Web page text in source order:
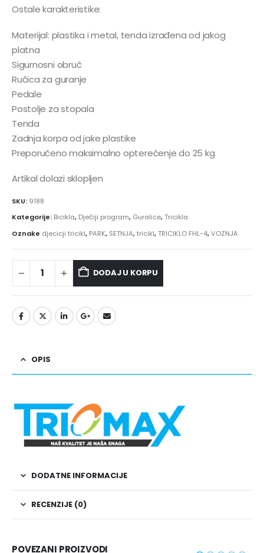
Ostale karakteristike:
Materijal: plastika i metal, tenda izrađena od jakog
platna
Sigurnosni obruč
Ručica za guranje
Pedale
Postolje za stopala
Tenda
Zadnja korpa od jake plastike
Preporučeno maksimalno opterećenje do 25 kg
Artikal dolazi sklopljen
SKU: 9188
Kategorije: Bicikla, Dječiji program, Guralice,Tricikla
Oznake djecicji tricikl, PARK, SETNJA,tricikl,TRICIKLO FHL-4,VOZNJA
DODAJ U KORPU
OPIS
DODATNE INFORMACIJE
RECENZIJE (0)
POVEZANI PROIZVODI